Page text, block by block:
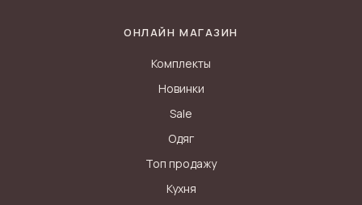
ОНЛАЙН МАГАЗИН
Комплекты
Новинки
Sale
Одяг
Топ продажу
Кухня